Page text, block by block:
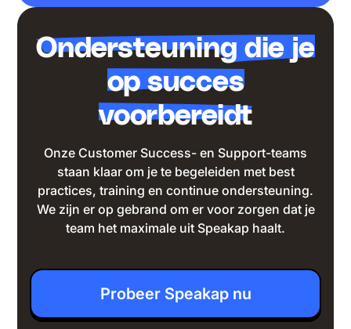
Ondersteuning die je
op succes
voorbereidt
Onze Customer Success- en Support-teams
staan klaar om je te begeleiden met best
practices, training en continue ondersteuning.
We zijn er op gebrand om er voor zorgen dat je
team het maximale uit Speakap haalt.
Probeer Speakap nu